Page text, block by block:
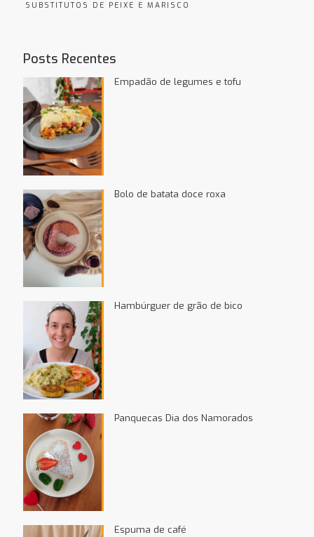
SUBSTITUTOS DE PEIXE E MARISCO
Posts Recentes
Empadão de legumes e tofu
Bolo de batata doce roxa
Hambúrguer de grão de bico
Panquecas Dia dos Namorados
Espuma de café